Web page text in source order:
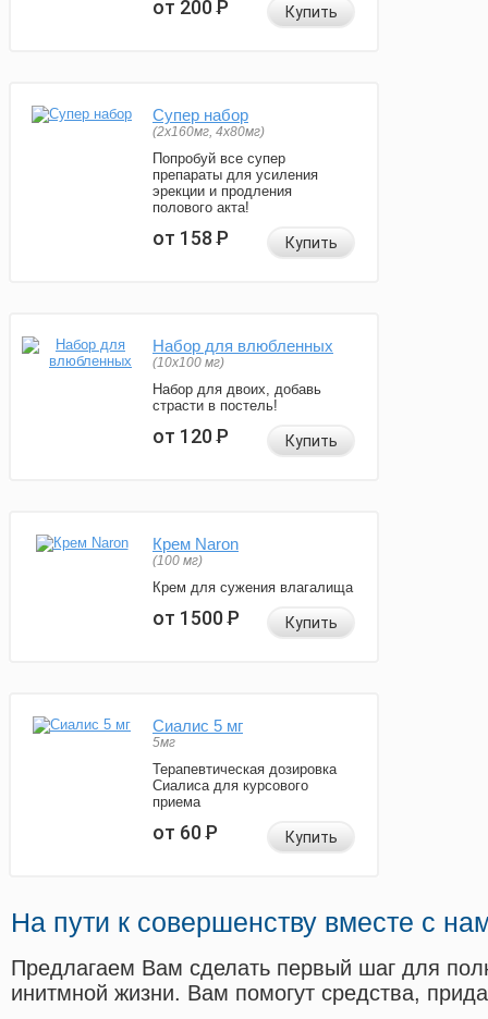
от 200Р Купить
Супер набор
(2х160мг, 4х80мг)
Попробуй все супер
препараты для усиления
эрекции и продления
полового акта!
от 158Р Купить
Набор для влюбленных
(10х100 мг)
Набор для двоих, добавь
страсти в постель!
от 120Р Купить
Крем Naron
(100 мг)
Крем для сужения влагалища
от 1500Р Купить
Сиалис 5 мг
5мг
Терапевтическая дозировка
Сиалиса для курсового
приема
от 60Р Купить
На пути к совершенству вместе с
Предлагаем Вам сделать первый шаг для
инитмной жизни. Вам помогут средства,